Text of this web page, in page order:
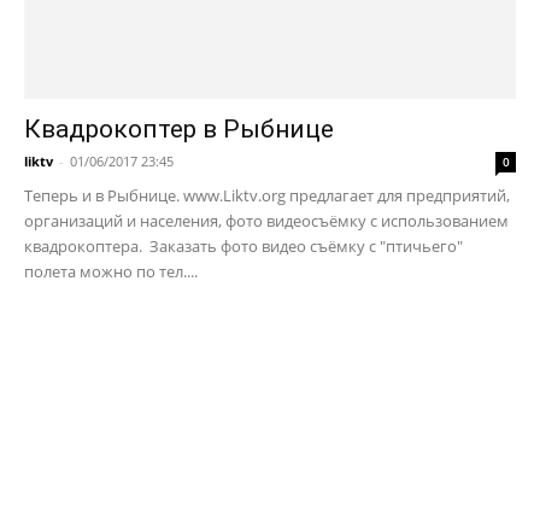
Квадрокоптер в Рыбнице
liktv - 01/06/2017 23:45 0
Теперь и в Рыбнице. www.Liktv.org предлагает для предприятий,
организаций и населения, фото видеосъёмку с использованием
квадрокоптера. Заказать фото видео съёмку с "птичьего"
полета можно по тел....